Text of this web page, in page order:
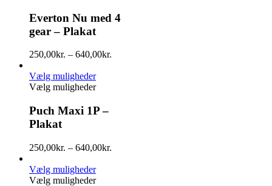
Everton Nu med 4
gear – Plakat
250,00kr. – 640,00kr.
Vælg muligheder
Vælg muligheder
Puch Maxi 1P –
Plakat
250,00kr. – 640,00kr.
Vælg muligheder
Vælg muligheder